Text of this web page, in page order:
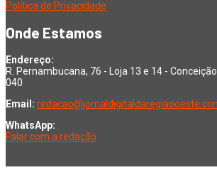
Política de Privacidade
Onde Estamos
Endereço:
R. Pernambucana, 76 - Loja 13 e 14 -
040
Email:
WhatsApp:
Falar com a redação